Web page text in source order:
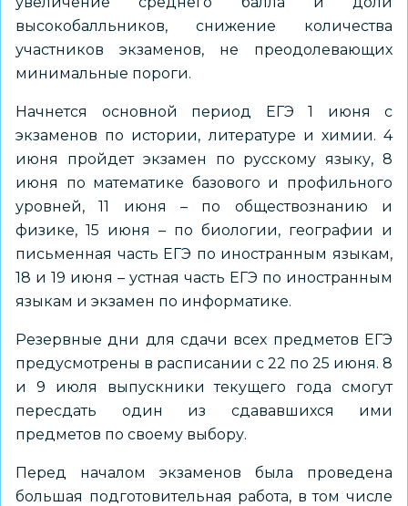
высокобалльников, снижение количества
участников экзаменов, не преодолевающих
минимальные пороги.
Начнется основной период ЕГЭ 1 июня с
экзаменов по истории, литературе и химии. 4
июня пройдет экзамен по русскому языку, 8
июня по математике базового и профильного
уровней, 11 июня – по обществознанию и
физике, 15 июня – по биологии, географии и
письменная часть ЕГЭ по иностранным языкам,
18 и 19 июня – устная часть ЕГЭ по иностранным
языкам и экзамен по информатике.
Резервные дни для сдачи всех предметов ЕГЭ
предусмотрены в расписании с 22 по 25 июня. 8
и 9 июля выпускники текущего года смогут
пересдать один из сдававшихся ими
предметов по своему выбору.
Перед началом экзаменов была проведена
большая подготовительная работа, в том числе